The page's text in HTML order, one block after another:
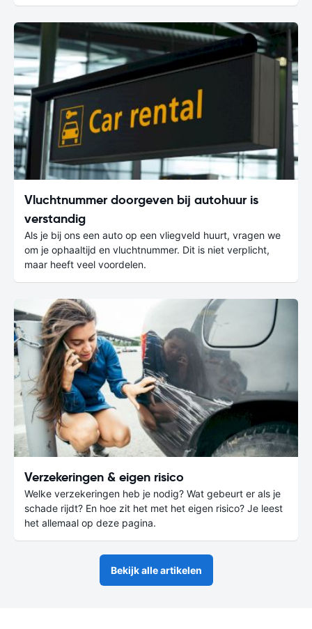
Vluchtnummer doorgeven bij autohuur is
verstandig
Als je bij ons een auto op een vliegveld huurt, vragen we
om je ophaaltijd en vluchtnummer. Dit is niet verplicht,
maar heeft veel voordelen.
Verzekeringen & eigen risico
Welke verzekeringen heb je nodig? Wat gebeurt er als je
schade rijdt? En hoe zit het met het eigen risico? Je leest
het allemaal op deze pagina.
Bekijk alle artikelen